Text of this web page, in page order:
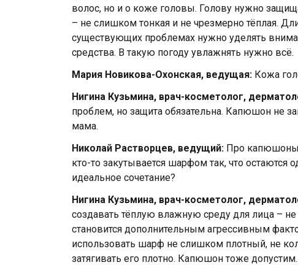
волос, но и о коже головы. Голову нужно
– не слишком тонкая и не чрезмерно тёплая.
существующих проблемах нужно уделять
средства. В такую погоду увлажнять нужно всё.
Мария Новикова-Охонская, ведущая: Кожа
Нигина Кузьмина, врач-косметолог,
проблем, но защита обязательна. Капюшон не
мама.
Николай Растворцев, ведущий: Про
кто-то закутывается шарфом так, что остаются
идеальное сочетание?
Нигина Кузьмина, врач-косметолог,
создавать тёплую влажную среду для лица –
становится дополнительным агрессивным
использовать шарф не слишком плотный, не
затягивать его плотно. Капюшон тоже допустим.